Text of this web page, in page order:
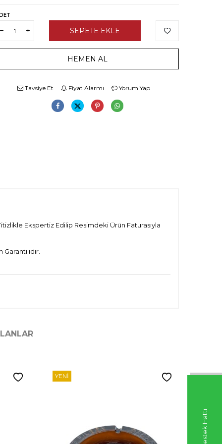
SEPETE EKLE
HEMEN AL
Tavsiye Et Fiyat Alarmı Yorum Yap
Ekspertiz Edilip Resimdeki Ürün Faturasıyla
Garantilidir.
YENI YENI